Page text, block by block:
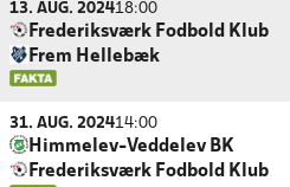
13. AUG. 202418:00
Frederiksværk Fodbold Klub
Frem Hellebæk
31. AUG. 202414:00
Himmelev-Veddelev BK
Frederiksværk Fodbold Klub